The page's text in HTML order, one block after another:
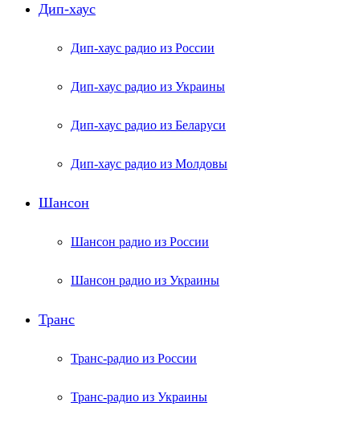
Дип-хаус
Дип-хаус радио из России
Дип-хаус радио из Украины
Дип-хаус радио из Беларуси
Дип-хаус радио из Молдовы
Шансон
Шансон радио из России
Шансон радио из Украины
Транс
Транс-радио из России
Транс-радио из Украины